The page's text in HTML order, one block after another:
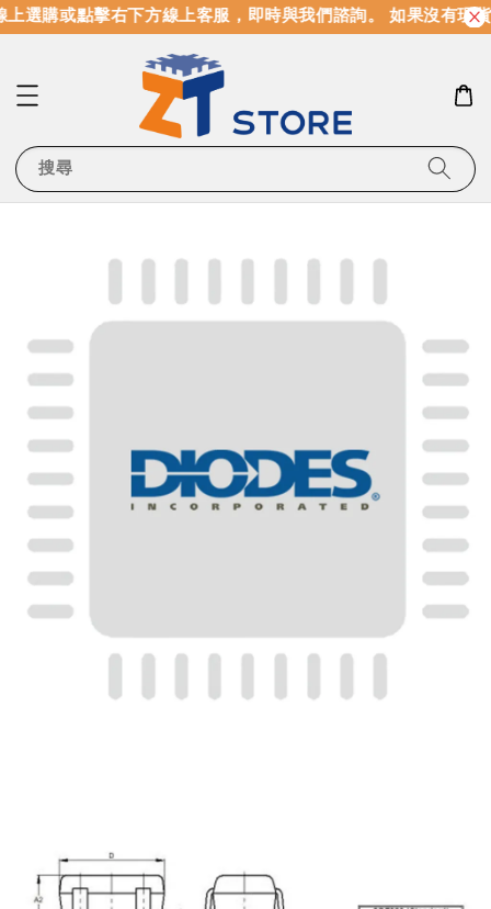
選購或點擊右下方線上客服，即時與我們諮詢。 如果沒有現
搜尋